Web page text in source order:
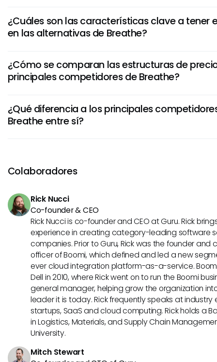
¿Cuáles son las características clave a tener
en las alternativas de Breathe?
facilidad de uso, capacidades de integración con otras
opciones de personalización, acceso móvil y
¿Cómo se comparan las estructuras de
principales competidores de Breathe?
busque flexibilidad en los planes de pago, modelos de
opciones de escalabilidad y posibles tarifas ocultas.
¿Qué diferencia a los principales
Breathe entre sí?
industrias, calidad del servicio al cliente, diseño de
accesibilidad a API o funcionalidades específicas que
identificar la mejor opción para su empresa.
Colaboradores
Rick Nucci
Co-founder & CEO
Rick Nucci is co-founder and CEO at Guru. Rick
experience in creating category-leading software
companies. Prior to Guru, Rick was the founder and
officer of Boomi, which defined and led a new
ever cloud integration platform-as-a-service.
Dell in 2010, where Rick went on to run the Boomi
general manager, helping grow the organization
leader it is today. Rick frequently speaks at
startups, SaaS and cloud computing. Rick holds a
in Logistics, Materials, and Supply Chain
University.
Mitch Stewart